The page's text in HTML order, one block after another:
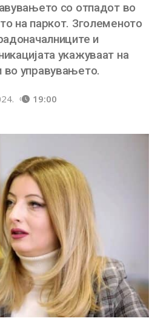
со отпадот во
на паркот. Зголеменото
и
укажуваат на
управувањето.
19:00